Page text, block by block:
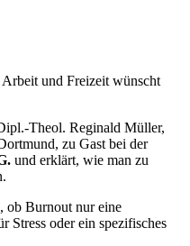
und Freizeit wünscht
Theol. Reginald Müller,
zu Gast bei der
und erklärt, wie man zu
ob Burnout nur eine
Stress oder ein spezifisches